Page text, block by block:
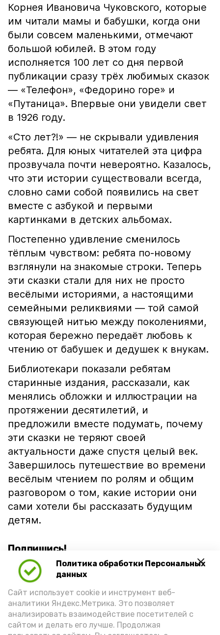
Политика обработки Персональных
данных
Сайт использует cookie и инструмент веб-
аналитики Яндекс.Метрика. Это позволяет
анализировать взаимодействие посетителей с
сайтом и делать его лучше. Продолжая
Корнея Ивановича Чуковского, которые
им читали мамы и бабушки, когда они
были совсем маленькими, отмечают
большой юбилей. В этом году
исполняется 100 лет со дня первой
публикации сразу трёх любимых сказок
— «Телефон», «Федорино горе» и
«Путаница». Впервые они увидели свет
в 1926 году.
«Сто лет?!» — не скрывали удивления
ребята. Для юных читателей эта цифра
прозвучала почти невероятно. Казалось,
что эти истории существовали всегда,
словно сами собой появились на свет
вместе с азбукой и первыми
картинками в детских альбомах.
Постепенно удивление сменилось
тёплым чувством: ребята по-новому
взглянули на знакомые строки. Теперь
эти сказки стали для них не просто
весёлыми историями, а настоящими
семейными реликвиями — той самой
связующей нитью между поколениями,
которая бережно передаёт любовь к
чтению от бабушек и дедушек к внукам.
Библиотекари показали ребятам
старинные издания, рассказали, как
менялись обложки и иллюстрации на
протяжении десятилетий, и
предложили вместе подумать, почему
эти сказки не теряют своей
актуальности даже спустя целый век.
Завершилось путешествие во времени
весёлым чтением по ролям и общим
разговором о том, какие истории они
сами хотели бы рассказать будущим
детям.
Подпишись!
А24 в MAX А24 в Вконтакте